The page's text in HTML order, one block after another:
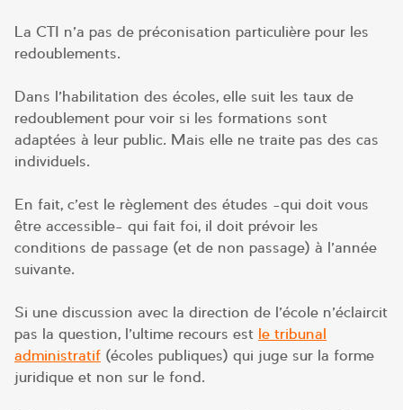
La CTI n’a pas de préconisation particulière pour les
redoublements.
Dans l’habilitation des écoles, elle suit les taux de
redoublement pour voir si les formations sont
adaptées à leur public. Mais elle ne traite pas des cas
individuels.
En fait, c’est le règlement des études -qui doit vous
être accessible- qui fait foi, il doit prévoir les
conditions de passage (et de non passage) à l’année
suivante.
Si une discussion avec la direction de l’école n’éclaircit
pas la question, l’ultime recours est le tribunal
administratif (écoles publiques) qui juge sur la forme
juridique et non sur le fond.